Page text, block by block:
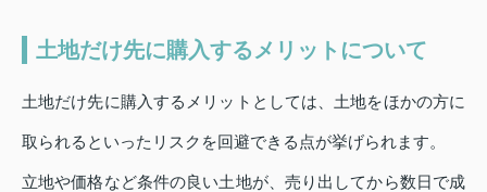
土地だけ先に購入するメリットについて
土地だけ先に購入するメリットとしては、土地をほかの方に
取られるといったリスクを回避できる点が挙げられます。
立地や価格など条件の良い土地が、売り出してから数日で成